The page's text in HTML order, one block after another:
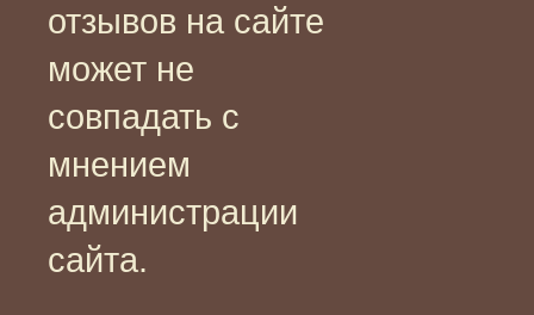
отзывов на сайте
может не
совпадать с
мнением
администрации
сайта.